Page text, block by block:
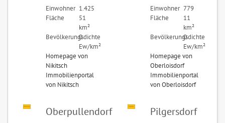
Einwohner 1.425
Fläche
51
km²
Bevölkerungsdichte
0
Ew/km²
Homepage von
Nikitsch
Immobilienportal
von Nikitsch
Einwohner 779
Fläche
11
km²
Bevölkerungsdichte
0
Ew/km²
Homepage von
Oberloisdorf
Immobilienportal
von Oberloisdorf
Oberpullendorf Pilgersdorf